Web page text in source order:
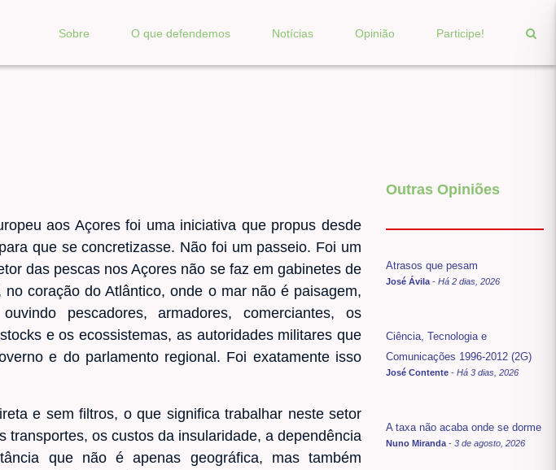
Sobre O que defendemos Notícias Opinião Participe!
aos Açores foi uma iniciativa que propus desde
que se concretizasse. Não foi um passeio. Foi um
das pescas nos Açores não se faz em gabinetes de
coração do Atlântico, onde o mar não é paisagem,
pescadores, armadores, comerciantes, os
e os ecossistemas, as autoridades militares que
e do parlamento regional. Foi exatamente isso
e sem filtros, o que significa trabalhar neste setor
os custos da insularidade, a dependência
que não é apenas geográfica, mas também
Outras Opiniões
Atrasos que pesam
José Ávila - Há 2 dias, 2026
Ciência, Tecnologia e
Comunicações 1996-2012 (2G)
José Contente - Há 3 dias, 2026
A taxa não acaba onde se dorme
Nuno Miranda - 3 de agosto, 2026